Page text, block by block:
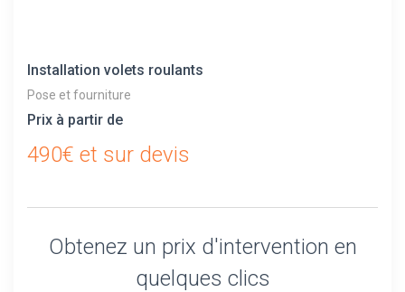
Installation volets roulants
Pose et fourniture
Prix à partir de
490€ et sur devis
Obtenez un prix d'intervention en
quelques clics